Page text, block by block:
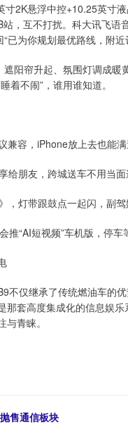
2K悬浮中控+10.25英寸
，互不打扰。科大讯飞
已为你规划最优路线，附
阳帘升起、氛围灯调成
着不闹”，谁用谁知道。
容，iPhone放上去也能满
朋友，跨城送车不用当面
灯带跟鼓点一起闪，副驾
“AI短视频”车机版，停车
不仅继承了传统燃油车的
那套高度集成化的信息娱
青睐。
售通信板块